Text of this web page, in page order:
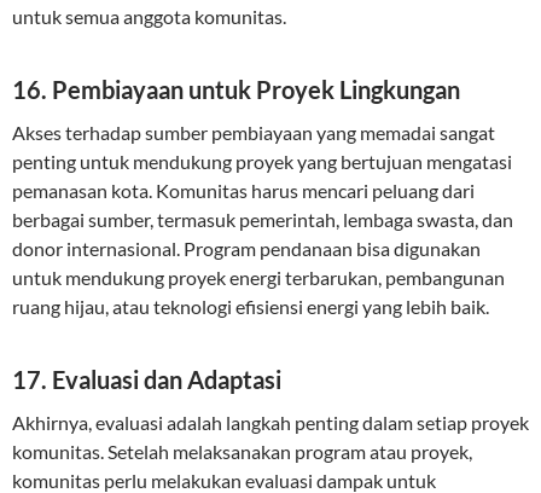
untuk semua anggota komunitas.
16. Pembiayaan untuk Proyek Lingkungan
Akses terhadap sumber pembiayaan yang memadai sangat
penting untuk mendukung proyek yang bertujuan mengatasi
pemanasan kota. Komunitas harus mencari peluang dari
berbagai sumber, termasuk pemerintah, lembaga swasta, dan
donor internasional. Program pendanaan bisa digunakan
untuk mendukung proyek energi terbarukan, pembangunan
ruang hijau, atau teknologi efisiensi energi yang lebih baik.
17. Evaluasi dan Adaptasi
Akhirnya, evaluasi adalah langkah penting dalam setiap proyek
komunitas. Setelah melaksanakan program atau proyek,
komunitas perlu melakukan evaluasi dampak untuk